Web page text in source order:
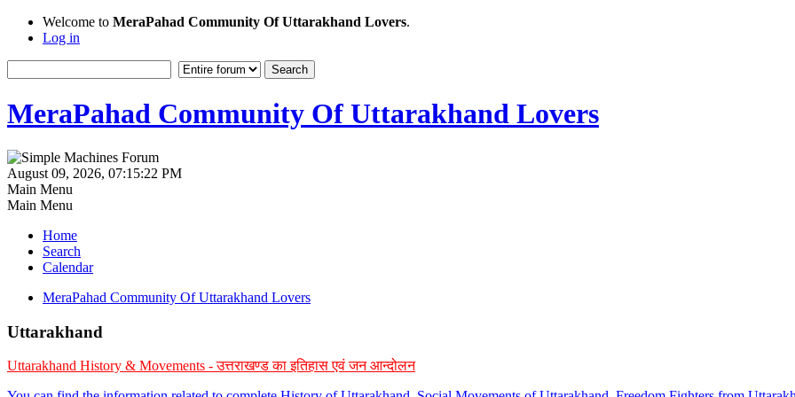
Welcome to MeraPahad Community Of Uttarakhand Lovers.
Log in
MeraPahad Community Of Uttarakhand Lovers
August 09, 2026, 07:15:22 PM
Main Menu
Main Menu
Home
Search
Calendar
MeraPahad Community Of Uttarakhand Lovers
Uttarakhand
Uttarakhand History & Movements - उत्तराखण्ड का इतिहास एवं जन आन्दोलन